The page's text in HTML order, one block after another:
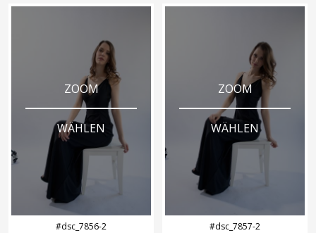
ZOOM
WÄHLEN
#dsc_7856-2
ZOOM
WÄHLEN
#dsc_7857-2